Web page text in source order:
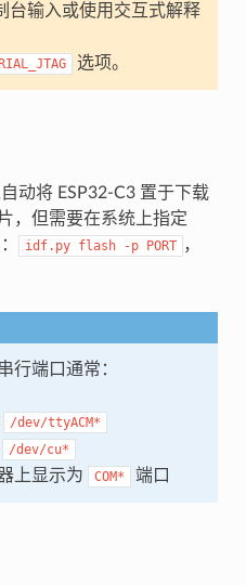
台输入或使用交互式解释
选项。
动将 ESP32-C3 置于下载
，但需要在系统上指定
idf.py flash -p PORT ，
行端口通常：
/dev/ttyACM*
/dev/cu*
上显示为 COM* 端口